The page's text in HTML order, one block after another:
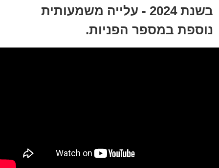
בשנת 2024 - עלייה משמעותית
נוספת במספר הפניות.